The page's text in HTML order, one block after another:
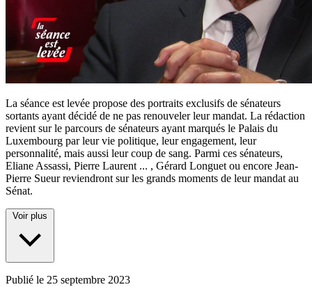
La séance est levée propose des portraits exclusifs de sénateurs
sortants ayant décidé de ne pas renouveler leur mandat. La rédaction
revient sur le parcours de sénateurs ayant marqués le Palais du
Luxembourg par leur vie politique, leur engagement, leur
personnalité, mais aussi leur coup de sang. Parmi ces sénateurs,
Eliane Assassi, Pierre Laurent ... , Gérard Longuet ou encore Jean-
Pierre Sueur reviendront sur les grands moments de leur mandat au
Sénat.
Voir plus
Publié le 25 septembre 2023